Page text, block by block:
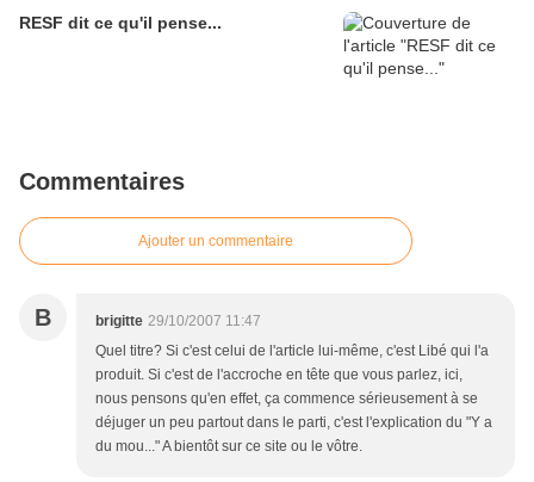
RESF dit ce qu'il pense...
Commentaires
Ajouter un commentaire
B brigitte 29/10/2007 11:47
Quel titre? Si c'est celui de l'article lui-même, c'est Libé qui l'a
produit. Si c'est de l'accroche en tête que vous parlez, ici,
nous pensons qu'en effet, ça commence sérieusement à se
déjuger un peu partout dans le parti, c'est l'explication du "Y a
du mou..." A bientôt sur ce site ou le vôtre.